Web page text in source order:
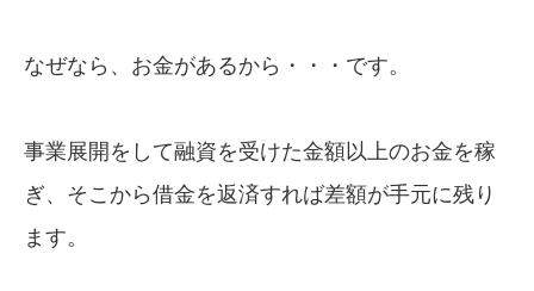
なぜなら、お金があるから・・・です。
事業展開をして融資を受けた金額以上のお金を稼
ぎ、そこから借金を返済すれば差額が手元に残り
ます。